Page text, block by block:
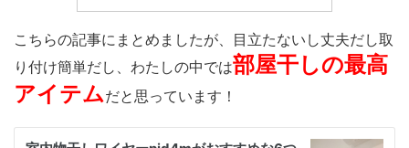
こちらの記事にまとめましたが、目立たないし丈夫だし取
り付け簡単だし、わたしの中では部屋干しの最高
アイテムだと思っています！